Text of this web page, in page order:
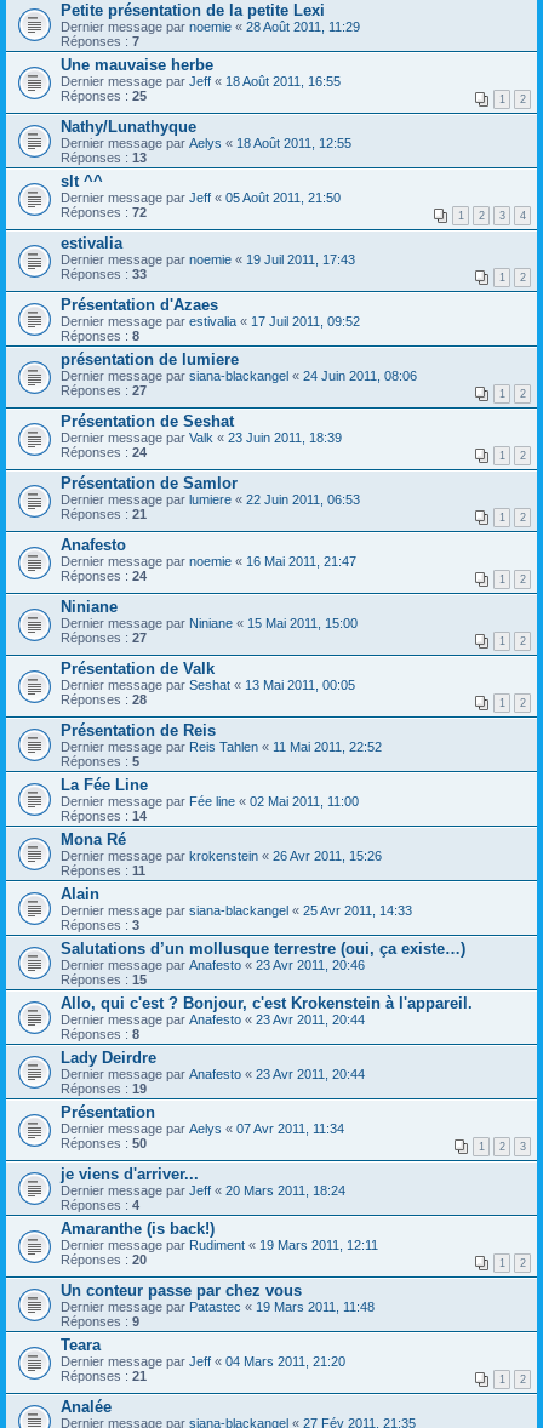
Petite présentation de la petite Lexi
Dernier message par noemie « 28 Août 2011, 11:29
Réponses : 7
Une mauvaise herbe
Dernier message par Jeff « 18 Août 2011, 16:55
Réponses : 25 1 2
Nathy/Lunathyque
Dernier message par Aelys « 18 Août 2011, 12:55
Réponses : 13
slt ^^
Dernier message par Jeff « 05 Août 2011, 21:50
Réponses : 72 1 2 3 4
estivalia
Dernier message par noemie « 19 Juil 2011, 17:43
Réponses : 33 1 2
Présentation d'Azaes
Dernier message par estivalia « 17 Juil 2011, 09:52
Réponses : 8
présentation de lumiere
Dernier message par siana-blackangel « 24 Juin 2011, 08:06
Réponses : 27 1 2
Présentation de Seshat
Dernier message par Valk « 23 Juin 2011, 18:39
Réponses : 24 1 2
Présentation de Samlor
Dernier message par lumiere « 22 Juin 2011, 06:53
Réponses : 21 1 2
Anafesto
Dernier message par noemie « 16 Mai 2011, 21:47
Réponses : 24 1 2
Niniane
Dernier message par Niniane « 15 Mai 2011, 15:00
Réponses : 27 1 2
Présentation de Valk
Dernier message par Seshat « 13 Mai 2011, 00:05
Réponses : 28 1 2
Présentation de Reis
Dernier message par Reis Tahlen « 11 Mai 2011, 22:52
Réponses : 5
La Fée Line
Dernier message par Fée line « 02 Mai 2011, 11:00
Réponses : 14
Mona Ré
Dernier message par krokenstein « 26 Avr 2011, 15:26
Réponses : 11
Alain
Dernier message par siana-blackangel « 25 Avr 2011, 14:33
Réponses : 3
Salutations d’un mollusque terrestre (oui, ça existe…)
Dernier message par Anafesto « 23 Avr 2011, 20:46
Réponses : 15
Allo, qui c'est ? Bonjour, c'est Krokenstein à l'appareil.
Dernier message par Anafesto « 23 Avr 2011, 20:44
Réponses : 8
Lady Deirdre
Dernier message par Anafesto « 23 Avr 2011, 20:44
Réponses : 19
Présentation
Dernier message par Aelys « 07 Avr 2011, 11:34
Réponses : 50 1 2 3
je viens d'arriver...
Dernier message par Jeff « 20 Mars 2011, 18:24
Réponses : 4
Amaranthe (is back!)
Dernier message par Rudiment « 19 Mars 2011, 12:11
Réponses : 20 1 2
Un conteur passe par chez vous
Dernier message par Patastec « 19 Mars 2011, 11:48
Réponses : 9
Teara
Dernier message par Jeff « 04 Mars 2011, 21:20
Réponses : 21 1 2
Analée
Dernier message par siana-blackangel « 27 Fév 2011, 21:35